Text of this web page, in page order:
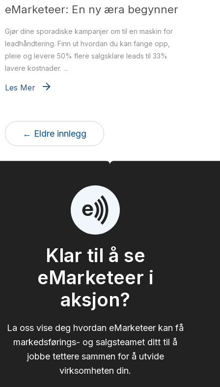
eMarketeer: En ny æra begynner
Gjør dine sporadiske kampanjer om til en maskin for
leadhåndtering. Finn ut hvordan du kan fange opp,
pleie og levere 50% flere salgsklare leads til 33%
lavere kostnader. ...
Les Mer
← Eldre innlegg
Klar til å se
eMarketeer i
aksjon?
La oss vise deg hvordan eMarketeer kan få
markedsførings- og salgsteamet ditt til å
jobbe tettere sammen for å utvide
virksomheten din.